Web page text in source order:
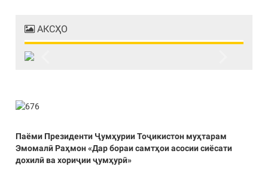
АКСҲО
Паёми Президенти Ҷумҳурии Тоҷикистон муҳтарам
Эмомалӣ Раҳмон «Дар бораи самтҳои асосии сиёсати
дохилӣ ва хориҷии ҷумҳурӣ»